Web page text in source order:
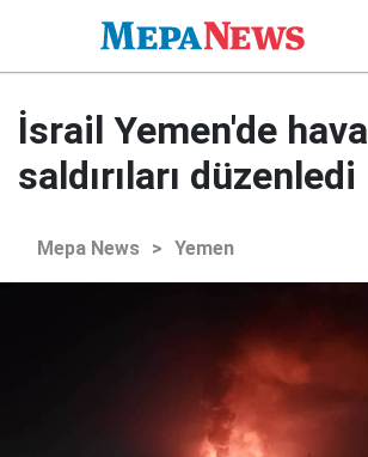
İsrail Yemen'de hava
saldırıları düzenledi
Mepa News > Yemen